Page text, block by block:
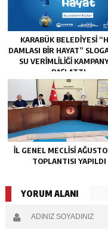
KARABÜK BELEDİYESİ
DAMLASI BİR HAYAT”
SU VERİMLİLİĞİ
BAŞLATTI.
İL GENEL MECLİSİ
TOPLANTISI YAPILDI
YORUM ALANI